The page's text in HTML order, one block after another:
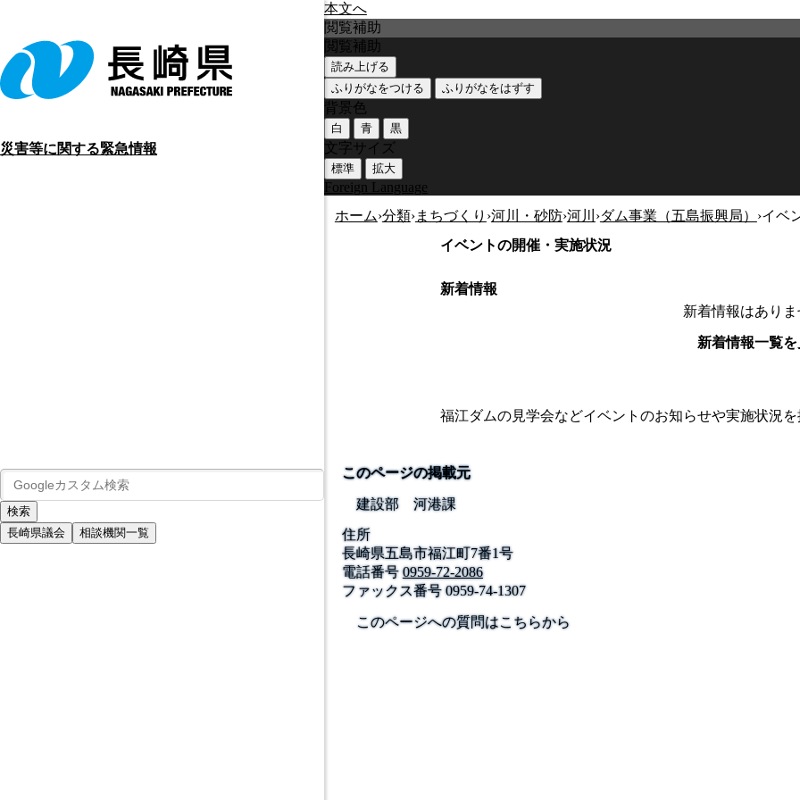
本文へ
災害等に関する緊急情報
長崎県議会 相談機関一覧
閲覧補助
閲覧補助
読み上げる
ふりがなをつける
ふりがなをはずす
背景色
白 青 黒
文字サイズ
標準 拡大
Foreign Language
ホーム›分類›まちづくり ›河川・砂防›河川 ›ダム事業（五島振興局） ›イベ
イベントの開催・実施状況
新着情報
新着情報はありま
新着情報一覧を
福江ダムの見学会などイベントのお知らせや実施状況を
このページの掲載元
建設部 河港課
住所
長崎県五島市福江町7番1号
電話番号 0959-72-2086
ファックス番号0959-74-1307
このページへの質問はこちらから
公式SNS
このサイトについて
長崎県庁